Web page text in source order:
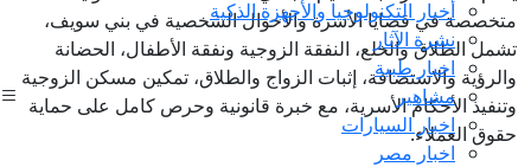
أخبار التكنولوجيا والأجهزة الذكية
نشرة الآثار
اخبار طبية
مشاهير
اخبار السيارات
اخبار مصر
متخصصة في قضايا الأسرة والأحوال الشخصية في بني سويف،
تشمل الطلاق والخلع، النفقة الزوجية ونفقة الأطفال، الحضانة
والرؤية والاستضافة، إثبات الزواج والطلاق، تمكين مسكن الزوجية
وتنفيذ الأحكام الأسرية، مع خبرة قانونية وحرص كامل على حماية
حقوق العملاء.